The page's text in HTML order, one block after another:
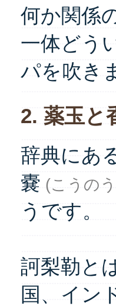
何か関係
一体どう
パを吹き
2. 薬玉と
辞典にあ
嚢 (こうの
うです。
訶梨勒と
国、イン